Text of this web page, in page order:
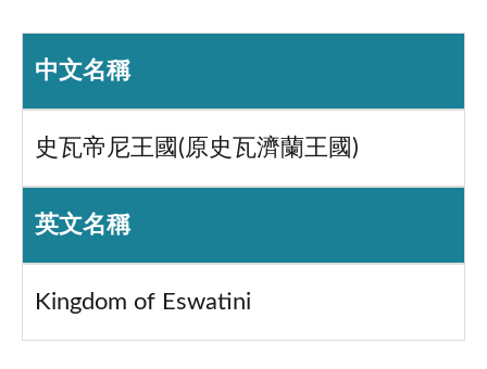
中文名稱
史瓦帝尼王國(原史瓦濟蘭王國)
英文名稱
Kingdom of Eswatini